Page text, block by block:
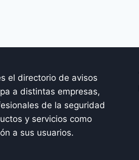
el directorio de avisos
a distintas empresas,
de la seguridad
y servicios como
a sus usuarios.